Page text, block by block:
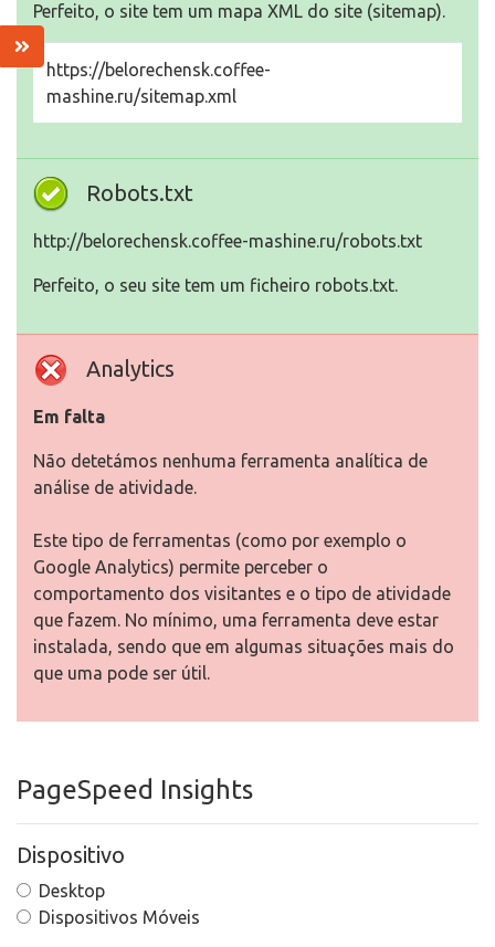
Perfeito, o site tem um mapa XML do site (sitemap).
https://belorechensk.coffee-
mashine.ru/sitemap.xml
Robots.txt
http://belorechensk.coffee-mashine.ru/robots.txt
Perfeito, o seu site tem um ficheiro robots.txt.
Analytics
Em falta
Não detetámos nenhuma ferramenta analítica de
análise de atividade.
Este tipo de ferramentas (como por exemplo o
Google Analytics) permite perceber o
comportamento dos visitantes e o tipo de atividade
que fazem. No mínimo, uma ferramenta deve estar
instalada, sendo que em algumas situações mais do
que uma pode ser útil.
PageSpeed Insights
Dispositivo
Desktop
Dispositivos Móveis